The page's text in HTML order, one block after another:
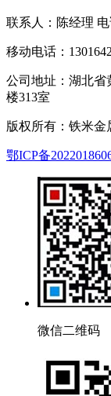
联系人：陈经理 电
移动电话：
公司地址：湖北省
楼313室
版权所有：铁米金
鄂ICP备
微信二维码